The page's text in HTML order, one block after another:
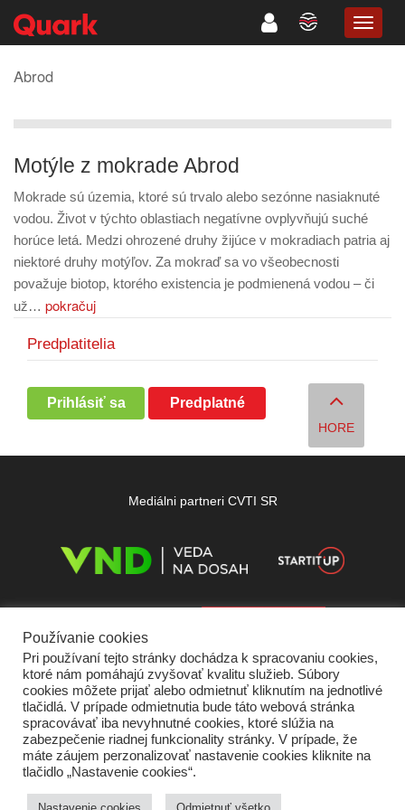
Abrod
Motýle z mokrade Abrod
Mokrade sú územia, ktoré sú trvalo alebo sezónne nasiaknuté
vodou. Život v týchto oblastiach negatívne ovplyvňujú suché
horúce letá. Medzi ohrozené druhy žijúce v mokradiach patria aj
niektoré druhy motýľov. Za mokraď sa vo všeobecnosti
považuje biotop, ktorého existencia je podmienená vodou – či
už… pokračuj
Predplatitelia
Prihlásiť sa Predplatné
HORE
Mediálni partneri CVTI SR
Domov O nás Kontakt Vydavateľ
Podmienky používania
Ochrana súkromia Štatút súťaží
Používanie cookies
Pri používaní tejto stránky dochádza k spracovaniu cookies,
ktoré nám pomáhajú zvyšovať kvalitu služieb. Súbory
cookies môžete prijať alebo odmietnuť kliknutím na jednotlivé
tlačidlá. V prípade odmietnutia bude táto webová stránka
spracovávať iba nevyhnutné cookies, ktoré slúžia na
zabezpečenie riadnej funkcionality stránky. V prípade, že
máte záujem perzonalizovať nastavenie cookies kliknite na
tlačidlo „Nastavenie cookies“.